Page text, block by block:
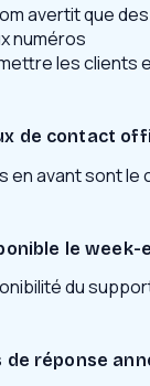
avertit que
numéros
les clients
de contact
avant sont le
le week-
du
réponse